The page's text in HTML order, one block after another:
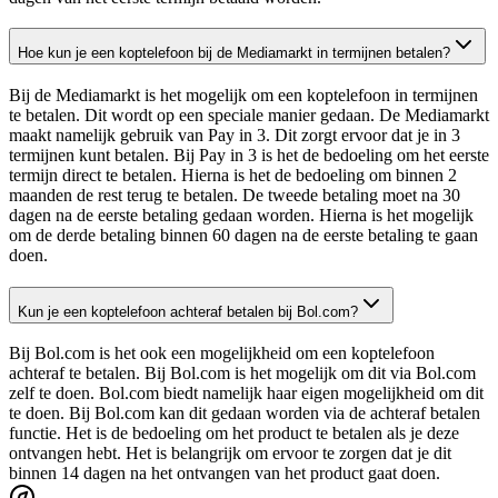
Hoe kun je een koptelefoon bij de Mediamarkt in termijnen betalen?
Bij de Mediamarkt is het mogelijk om een koptelefoon in termijnen
te betalen. Dit wordt op een speciale manier gedaan. De Mediamarkt
maakt namelijk gebruik van Pay in 3. Dit zorgt ervoor dat je in 3
termijnen kunt betalen. Bij Pay in 3 is het de bedoeling om het eerste
termijn direct te betalen. Hierna is het de bedoeling om binnen 2
maanden de rest terug te betalen. De tweede betaling moet na 30
dagen na de eerste betaling gedaan worden. Hierna is het mogelijk
om de derde betaling binnen 60 dagen na de eerste betaling te gaan
doen.
Kun je een koptelefoon achteraf betalen bij Bol.com?
Bij Bol.com is het ook een mogelijkheid om een koptelefoon
achteraf te betalen. Bij Bol.com is het mogelijk om dit via Bol.com
zelf te doen. Bol.com biedt namelijk haar eigen mogelijkheid om dit
te doen. Bij Bol.com kan dit gedaan worden via de achteraf betalen
functie. Het is de bedoeling om het product te betalen als je deze
ontvangen hebt. Het is belangrijk om ervoor te zorgen dat je dit
binnen 14 dagen na het ontvangen van het product gaat doen.